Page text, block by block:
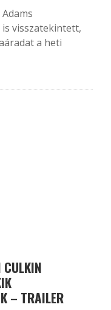
visszatekintett,
a heti
CULKIN
– TRAILER